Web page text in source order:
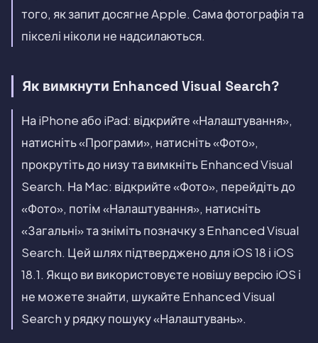
того, як запит досягне Apple. Сама фотографія та
пікселі ніколи не надсилаються.
Як вимкнути Enhanced Visual Search?
На iPhone або iPad: відкрийте «Налаштування»,
натисніть «Програми», натисніть «Фото»,
прокрутіть до низу та вимкніть Enhanced Visual
Search. На Mac: відкрийте «Фото», перейдіть до
«Фото», потім «Налаштування», натисніть
«Загальні» та зніміть позначку з Enhanced Visual
Search. Цей шлях підтверджено для iOS 18 і iOS
18.1. Якщо ви використовуєте новішу версію iOS і
не можете знайти, шукайте Enhanced Visual
Search у рядку пошуку «Налаштувань».